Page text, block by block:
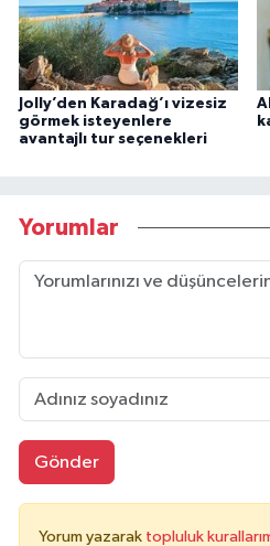
Jolly’den Karadağ’ı vizesiz
görmek isteyenlere
avantajlı tur seçenekleri
Yorumlar
Gönder
Yorum yazarak topluluk